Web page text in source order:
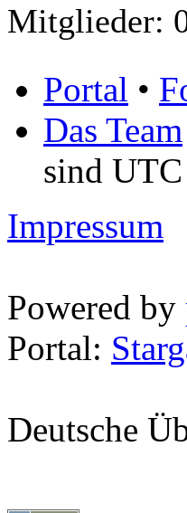
Mitglieder:
Portal •
Das Team
sind
Impressum
Powered by
Portal:
Deutsche